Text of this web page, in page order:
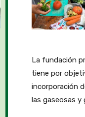
La fundación
tiene por
incorporación
las gaseosas y